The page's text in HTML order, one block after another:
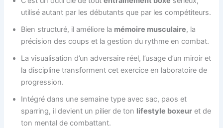
utilisé autant par les débutants que par les compétiteurs.
Bien structuré, il améliore la mémoire musculaire, la
précision des coups et la gestion du rythme en combat.
La visualisation d’un adversaire réel, l’usage d’un miroir et
la discipline transforment cet exercice en laboratoire de
progression.
Intégré dans une semaine type avec sac, paos et
sparring, il devient un pilier de ton lifestyle boxeur et de
ton mental de combattant.